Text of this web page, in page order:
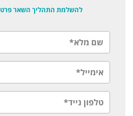
להשלמת התהליך השאר